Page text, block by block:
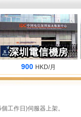
900HKD/月
工作日)伺服器上架。